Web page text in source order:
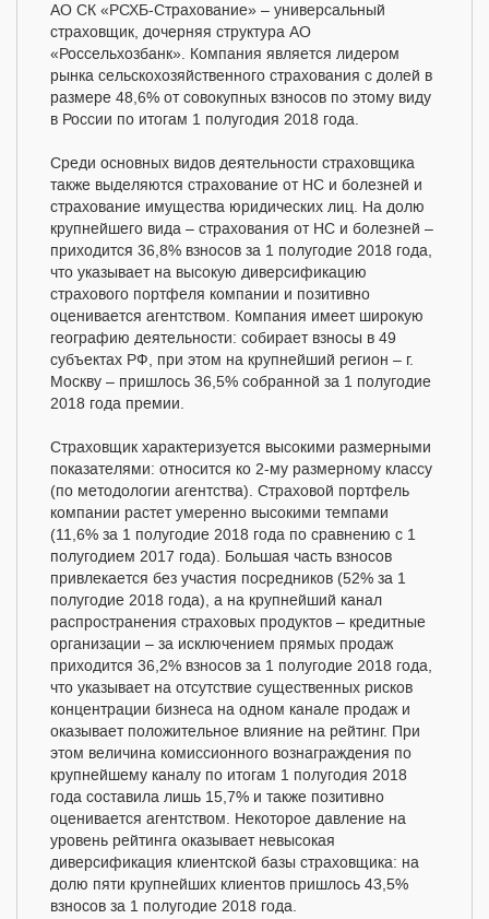
АО СК «РСХБ-Страхование» – универсальный
страховщик, дочерняя структура АО
«Россельхозбанк». Компания является лидером
рынка сельскохозяйственного страхования с долей в
размере 48,6% от совокупных взносов по этому виду
в России по итогам 1 полугодия 2018 года.
Среди основных видов деятельности страховщика
также выделяются страхование от НС и болезней и
страхование имущества юридических лиц. На долю
крупнейшего вида – страхования от НС и болезней –
приходится 36,8% взносов за 1 полугодие 2018 года,
что указывает на высокую диверсификацию
страхового портфеля компании и позитивно
оценивается агентством. Компания имеет широкую
географию деятельности: собирает взносы в 49
субъектах РФ, при этом на крупнейший регион – г.
Москву – пришлось 36,5% собранной за 1 полугодие
2018 года премии.
Страховщик характеризуется высокими размерными
показателями: относится ко 2-му размерному классу
(по методологии агентства). Страховой портфель
компании растет умеренно высокими темпами
(11,6% за 1 полугодие 2018 года по сравнению с 1
полугодием 2017 года). Большая часть взносов
привлекается без участия посредников (52% за 1
полугодие 2018 года), а на крупнейший канал
распространения страховых продуктов – кредитные
организации – за исключением прямых продаж
приходится 36,2% взносов за 1 полугодие 2018 года,
что указывает на отсутствие существенных рисков
концентрации бизнеса на одном канале продаж и
оказывает положительное влияние на рейтинг. При
этом величина комиссионного вознаграждения по
крупнейшему каналу по итогам 1 полугодия 2018
года составила лишь 15,7% и также позитивно
оценивается агентством. Некоторое давление на
уровень рейтинга оказывает невысокая
диверсификация клиентской базы страховщика: на
долю пяти крупнейших клиентов пришлось 43,5%
взносов за 1 полугодие 2018 года.